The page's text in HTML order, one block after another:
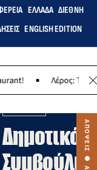
ΕΛΛΆΔΑ ΔΙΕΘΝΉ
ENGLISH EDITION
Λέρος: Το Σάββατο 8
Δημοτικό
Συμβούλιο